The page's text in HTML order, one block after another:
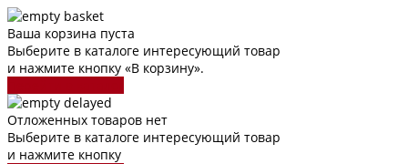
Ваша корзина пуста
Выберите в каталоге интересующий товар
и нажмите кнопку «В корзину».
Отложенных товаров нет
Выберите в каталоге интересующий товар
и нажмите кнопку